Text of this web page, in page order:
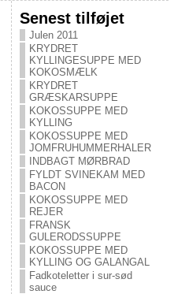
Senest tilføjet
Julen 2011
KRYDRET
KYLLINGESUPPE MED
KOKOSMÆLK
KRYDRET
GRÆSKARSUPPE
KOKOSSUPPE MED
KYLLING
KOKOSSUPPE MED
JOMFRUHUMMERHALER
INDBAGT MØRBRAD
FYLDT SVINEKAM MED
BACON
KOKOSSUPPE MED
REJER
FRANSK
GULERODSSUPPE
KOKOSSUPPE MED
KYLLING OG GALANGAL
Fadkoteletter i sur-sød
sauce